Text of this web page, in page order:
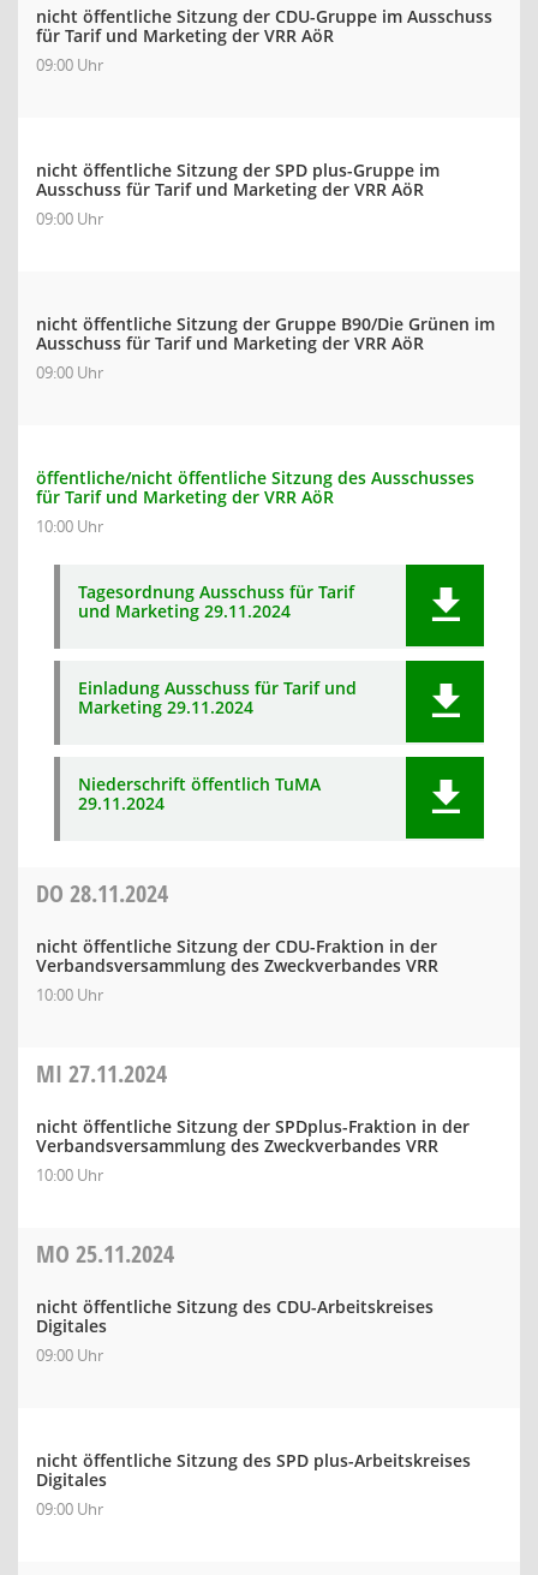
nicht öffentliche Sitzung der CDU-Gruppe im Ausschuss
für Tarif und Marketing der VRR AöR
09:00 Uhr
nicht öffentliche Sitzung der SPD plus-Gruppe im
Ausschuss für Tarif und Marketing der VRR AöR
09:00 Uhr
nicht öffentliche Sitzung der Gruppe B90/Die Grünen im
Ausschuss für Tarif und Marketing der VRR AöR
09:00 Uhr
öffentliche/nicht öffentliche Sitzung des Ausschusses
für Tarif und Marketing der VRR AöR
10:00 Uhr
Tagesordnung Ausschuss für Tarif
und Marketing 29.11.2024
Einladung Ausschuss für Tarif und
Marketing 29.11.2024
Niederschrift öffentlich TuMA
29.11.2024
DO 28.11.2024
nicht öffentliche Sitzung der CDU-Fraktion in der
Verbandsversammlung des Zweckverbandes VRR
10:00 Uhr
MI 27.11.2024
nicht öffentliche Sitzung der SPDplus-Fraktion in der
Verbandsversammlung des Zweckverbandes VRR
10:00 Uhr
MO 25.11.2024
nicht öffentliche Sitzung des CDU-Arbeitskreises
Digitales
09:00 Uhr
nicht öffentliche Sitzung des SPD plus-Arbeitskreises
Digitales
09:00 Uhr